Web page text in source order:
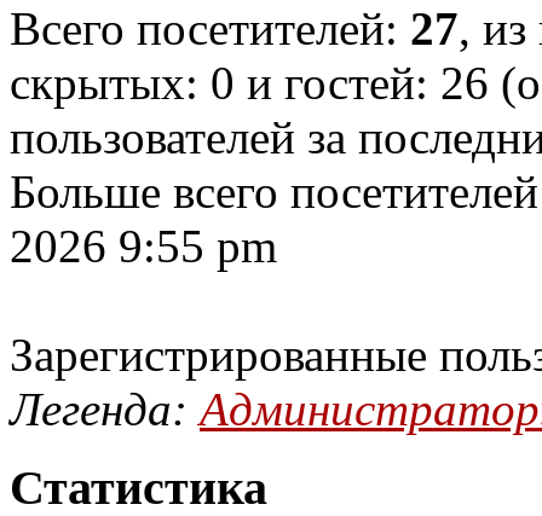
Всего посетителей: 27, из
скрытых: 0 и гостей: 26
пользователей за
Больше всего
2026 9:55 pm
Зарегистрированные
Легенда:
Статистика